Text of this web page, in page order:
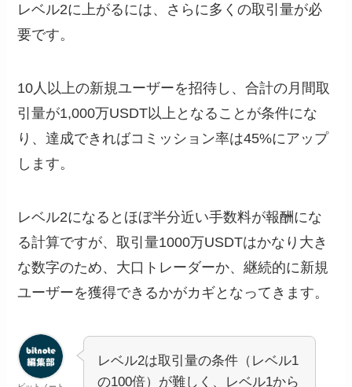
レベル2に上がるには、さらに多くの取引量が必
要です。
10人以上の新規ユーザーを招待し、合計の月間取
引量が1,000万USDT以上となることが条件にな
り、達成できればコミッション率は45%にアップ
します。
レベル2になるとほぼ半分近い手数料が報酬にな
る計算ですが、取引量1000万USDTはかなり大き
な数字のため、大口トレーダーか、継続的に新規
ユーザーを獲得できるかがカギとなってきます。
レベル2は取引量の条件（レベル1
の100倍）が難しく、レベル1から